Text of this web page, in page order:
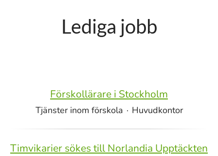
Lediga jobb
Förskollärare i Stockholm
Tjänster inom förskola · Huvudkontor
Timvikarier sökes till Norlandia Upptäckten